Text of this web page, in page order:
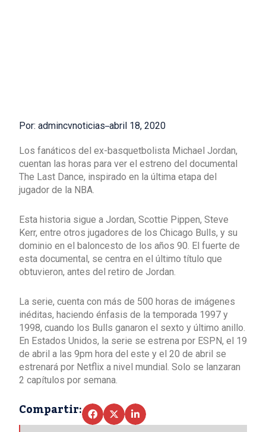
Por: admincvnoticias abril 18, 2020
Los fanáticos del ex-basquetbolista Michael Jordan,
cuentan las horas para ver el estreno del documental
The Last Dance, inspirado en la última etapa del
jugador de la NBA.
Esta historia sigue a Jordan, Scottie Pippen, Steve
Kerr, entre otros jugadores de los Chicago Bulls, y su
dominio en el baloncesto de los años 90. El fuerte de
esta documental, se centra en el último título que
obtuvieron, antes del retiro de Jordan.
La serie, cuenta con más de 500 horas de imágenes
inéditas, haciendo énfasis de la temporada 1997 y
1998, cuando los Bulls ganaron el sexto y último anillo.
En Estados Unidos, la serie se estrena por ESPN, el 19
de abril a las 9pm hora del este y el 20 de abril se
estrenará por Netflix a nivel mundial. Solo se lanzaran
2 capítulos por semana.
Compartir: